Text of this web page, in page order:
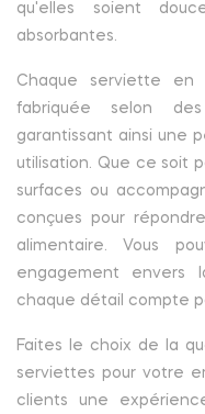
qu'elles soient
absorbantes.
Chaque serviette en
fabriquée selon
garantissant ainsi une
utilisation. Que ce soit
surfaces ou
conçues pour
alimentaire. Vous
engagement envers
chaque détail compte
Faites le choix de la
serviettes pour votre
clients une